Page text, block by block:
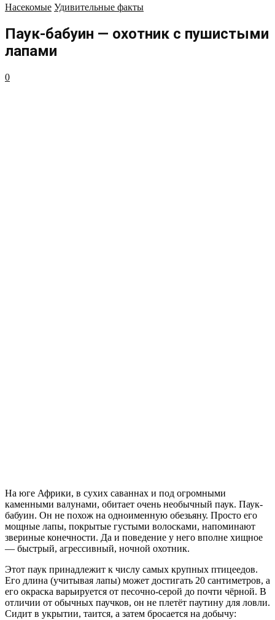
Насекомые Удивительные факты
Паук-бабуин — охотник с пушистыми
лапами
0
На юге Африки, в сухих саваннах и под огромными
каменными валунами, обитает очень необычный паук. Паук-
бабуин. Он не похож на одноименную обезьяну. Просто его
мощные лапы, покрытые густыми волосками, напоминают
звериные конечности. Да и поведение у него вполне хищное
— быстрый, агрессивный, ночной охотник.
Этот паук принадлежит к числу самых крупных птицеедов.
Его длина (учитывая лапы) может достигать 20 сантиметров, а
его окраска варьируется от песочно-серой до почти чёрной. В
отличии от обычных паучков, он не плетёт паутину для ловли.
Сидит в укрытии, таится, а затем бросается на добычу: